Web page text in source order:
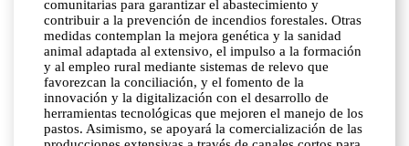
comunitarias para garantizar el abastecimiento y
contribuir a la prevención de incendios forestales. Otras
medidas contemplan la mejora genética y la sanidad
animal adaptada al extensivo, el impulso a la formación
y al empleo rural mediante sistemas de relevo que
favorezcan la conciliación, y el fomento de la
innovación y la digitalización con el desarrollo de
herramientas tecnológicas que mejoren el manejo de los
pastos. Asimismo, se apoyará la comercialización de las